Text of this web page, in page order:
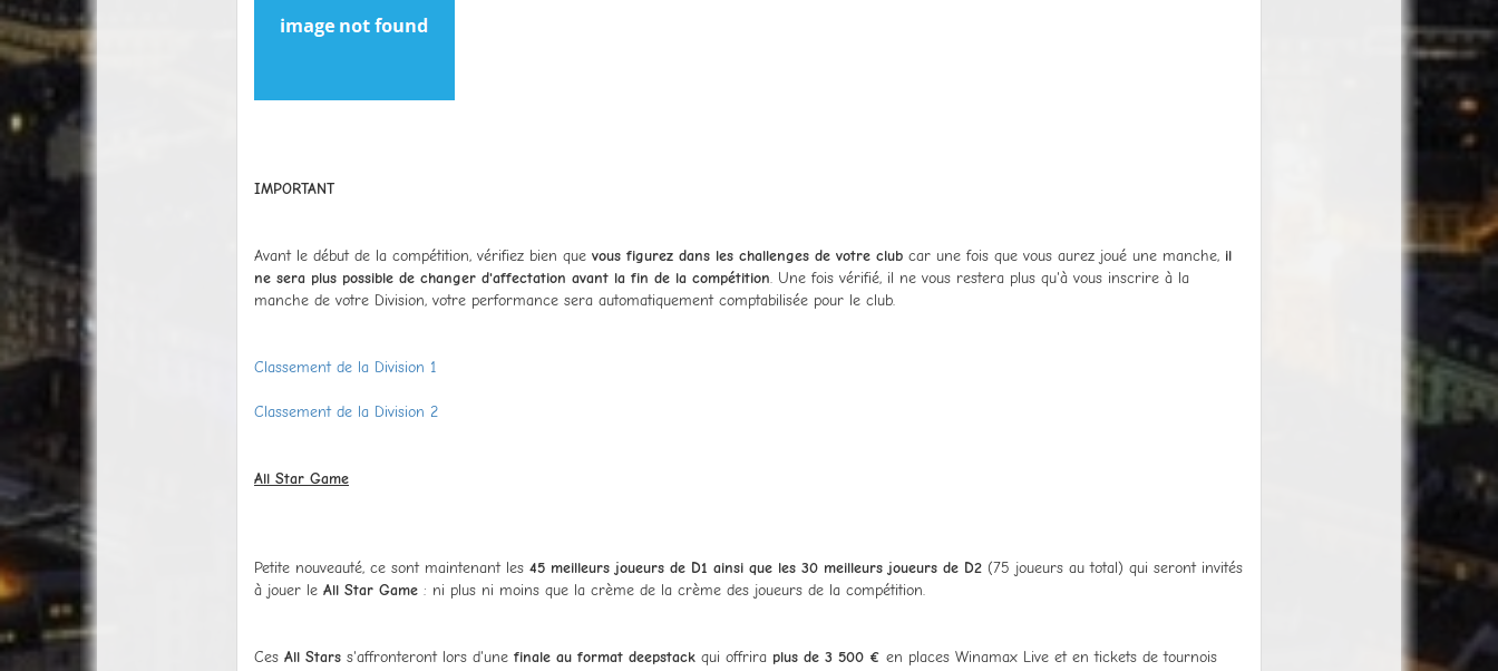
IMPORTANT
Avant le début de la compétition, vérifiez bien que vous figurez dans les challenges de votre club car une fois que vous aurez joué une manche, il
ne sera plus possible de changer d'affectation avant la fin de la compétition. Une fois vérifié, il ne vous restera plus qu'à vous inscrire à la
manche de votre Division, votre performance sera automatiquement comptabilisée pour le club.
Classement de la Division 1
Classement de la Division 2
All Star Game
Petite nouveauté, ce sont maintenant les 45 meilleurs joueurs de D1 ainsi que les 30 meilleurs joueurs de D2 (75 joueurs au total) qui seront invités
à jouer le All Star Game : ni plus ni moins que la crème de la crème des joueurs de la compétition.
Ces All Stars s'affronteront lors d'une finale au format deepstack qui offrira plus de 3 500 € en places Winamax Live et en tickets de tournois